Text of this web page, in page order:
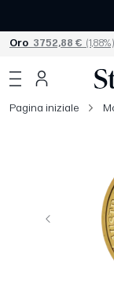
Oro 3752,88 € (1,88%)
Pagina iniziale
Precedente